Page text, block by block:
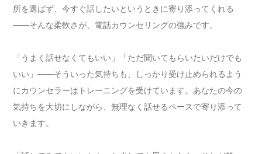
所を選ばず、今すぐ話したいというときに寄り添ってくれる
――そんな柔軟さが、電話カウンセリングの強みです。
「うまく話せなくてもいい」「ただ聞いてもらいたいだけでも
いい」――そういった気持ちも、しっかり受け止められるよう
にカウンセラーはトレーニングを受けています。あなたの今の
気持ちを大切にしながら、無理なく話せるペースで寄り添って
いきます。